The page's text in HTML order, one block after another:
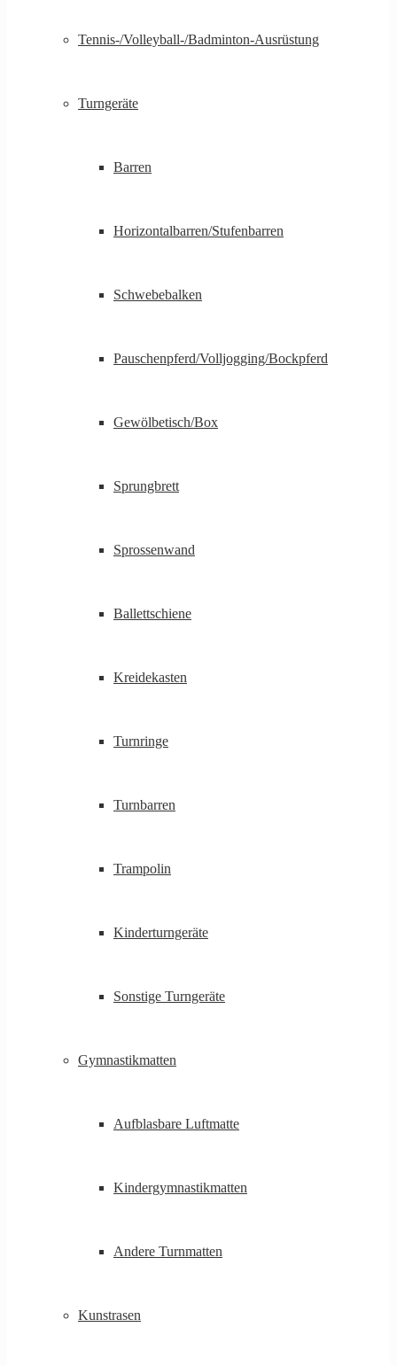
Tennis-/Volleyball-/Badminton-Ausrüstung
Turngeräte
Barren
Horizontalbarren/Stufenbarren
Schwebebalken
Pauschenpferd/Volljogging/Bockpferd
Gewölbetisch/Box
Sprungbrett
Sprossenwand
Ballettschiene
Kreidekasten
Turnringe
Turnbarren
Trampolin
Kinderturngeräte
Sonstige Turngeräte
Gymnastikmatten
Aufblasbare Luftmatte
Kindergymnastikmatten
Andere Turnmatten
Kunstrasen